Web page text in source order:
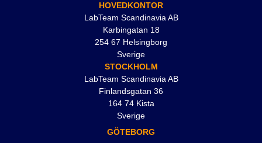
HOVEDKONTOR
LabTeam Scandinavia AB
Karbingatan 18
254 67 Helsingborg
Sverige
STOCKHOLM
LabTeam Scandinavia AB
Finlandsgatan 36
164 74 Kista
Sverige
GÖTEBORG